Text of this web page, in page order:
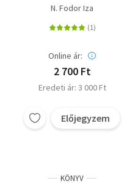
N. Fodor Iza
Online ár:
2 700 Ft
Eredeti ár: 3 000 Ft
Előjegyzem
KÖNYV